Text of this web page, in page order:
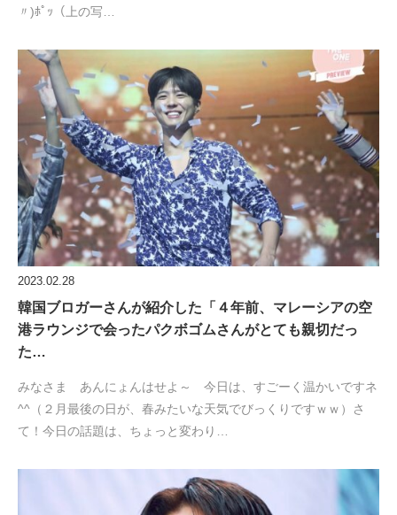
〃)ﾎﾟｯ（上の写…
2023.02.28
韓国ブロガーさんが紹介した「４年前、マレーシアの空
港ラウンジで会ったパクボゴムさんがとても親切だっ
た…
みなさま あんにょんはせよ～ 今日は、すごーく温かいですネ
^^（２月最後の日が、春みたいな天気でびっくりですｗｗ）さ
て！今日の話題は、ちょっと変わり…